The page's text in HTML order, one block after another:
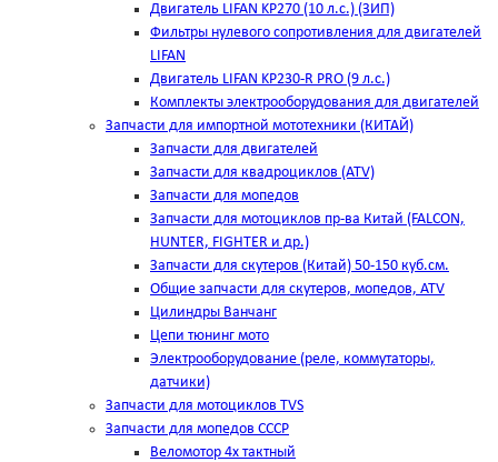
Двигатель LIFAN KP270 (10 л.с.) (ЗИП)
Фильтры нулевого сопротивления для двигателей
LIFAN
Двигатель LIFAN KP230-R PRO (9 л.с.)
Комплекты электрооборудования для двигателей
Запчасти для импортной мототехники (КИТАЙ)
Запчасти для двигателей
Запчасти для квадроциклов (ATV)
Запчасти для мопедов
Запчасти для мотоциклов пр-ва Китай (FALCON,
HUNTER, FIGHTER и др.)
Запчасти для скутеров (Китай) 50-150 куб.см.
Общие запчасти для скутеров, мопедов, ATV
Цилиндры Ванчанг
Цепи тюнинг мото
Электрооборудование (реле, коммутаторы,
датчики)
Запчасти для мотоциклов TVS
Запчасти для мопедов СССР
Веломотор 4х тактный